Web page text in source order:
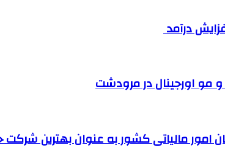
مو اورجینال در مرودشت
مالیاتی کشور به عنوان بهترین شرکت